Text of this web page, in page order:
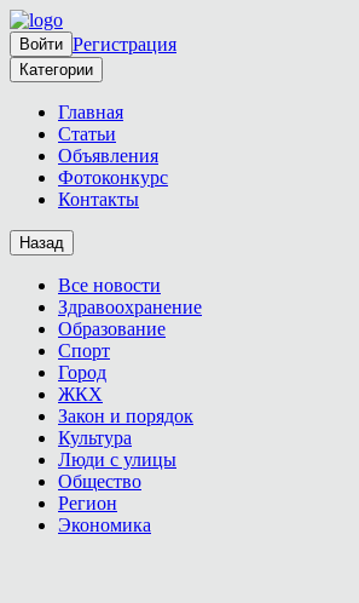
Войти Регистрация
Категории
Главная
Статьи
Объявления
Фотоконкурс
Контакты
Назад
Все новости
Здравоохранение
Образование
Спорт
Город
ЖКХ
Закон и порядок
Культура
Люди с улицы
Общество
Регион
Экономика